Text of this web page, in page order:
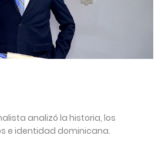
analizó la historia, los
e identidad dominicana.